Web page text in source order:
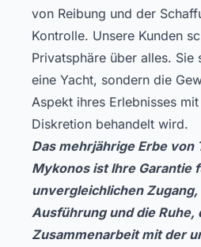
von Reibung und der
Kontrolle. Unsere Kunden
Privatsphäre über alles. Sie
eine Yacht, sondern die
Aspekt ihres Erlebnisses
Diskretion behandelt wird.
Das mehrjährige Erbe von
Mykonos ist Ihre Garantie
unvergleichlichen
Ausführung und die Ruhe,
Zusammenarbeit mit der